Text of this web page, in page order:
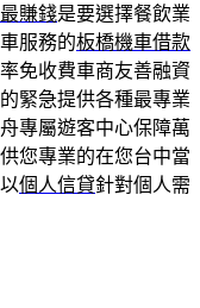
賺錢是要選擇餐飲業
服務的板橋機車借款
免收費車商友善融資
緊急提供各種最專業
專屬遊客中心保障萬
您專業的在您台中當
個人信貸針對個人需